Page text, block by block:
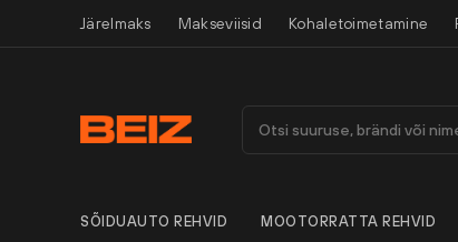
Järelmaks Makseviisid Kohaletoimetamine
SÕIDUAUTO REHVID MOOTORRATTA REHVID